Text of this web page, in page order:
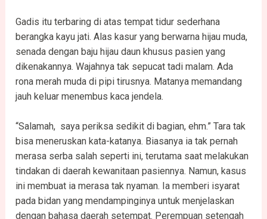
Gadis itu terbaring di atas tempat tidur sederhana
berangka kayu jati. Alas kasur yang berwarna hijau muda,
senada dengan baju hijau daun khusus pasien yang
dikenakannya. Wajahnya tak sepucat tadi malam. Ada
rona merah muda di pipi tirusnya. Matanya memandang
jauh keluar menembus kaca jendela.
“Salamah, saya periksa sedikit di bagian, ehm.” Tara tak
bisa meneruskan kata-katanya. Biasanya ia tak pernah
merasa serba salah seperti ini, terutama saat melakukan
tindakan di daerah kewanitaan pasiennya. Namun, kasus
ini membuat ia merasa tak nyaman. Ia memberi isyarat
pada bidan yang mendampinginya untuk menjelaskan
dengan bahasa daerah setempat. Perempuan setengah